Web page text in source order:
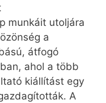
munkáit utoljára
a
átfogó
ahol a több
kiállítást egy
A